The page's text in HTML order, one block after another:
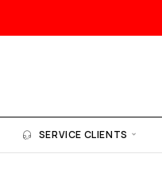
SERVICE CLIENTS